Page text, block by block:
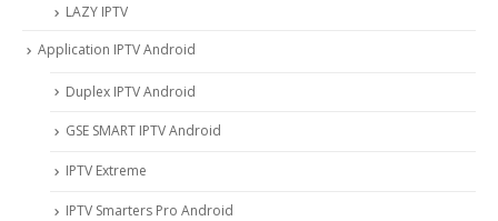
LAZY IPTV
Application IPTV Android
Duplex IPTV Android
GSE SMART IPTV Android
IPTV Extreme
IPTV Smarters Pro Android